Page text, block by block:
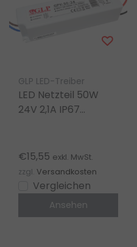
GLP LED-Treiber
LED Netzteil 50W
24V 2,1A IP67
Streifen
€15,55 exkl. MwSt.
zzgl. Versandkosten
Vergleichen
Ansehen